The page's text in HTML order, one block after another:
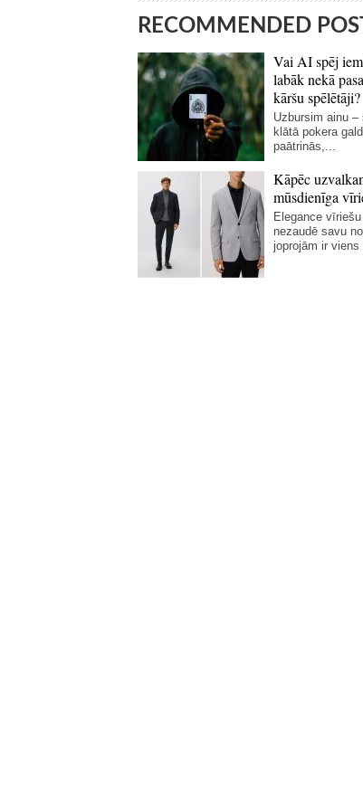
RECOMMENDED
Vai AI spēj
labāk nekā
kāršu spēlētāji?
Uzbursim ainu
klātā pokera
paātrinās,...
Kāpēc
mūsdienīga
Elegance
nezaudē savu
joprojām ir viens